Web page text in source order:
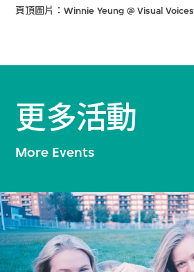
頁頂圖片：Winnie Yeung @ Visual Voices
更多活動
More Events